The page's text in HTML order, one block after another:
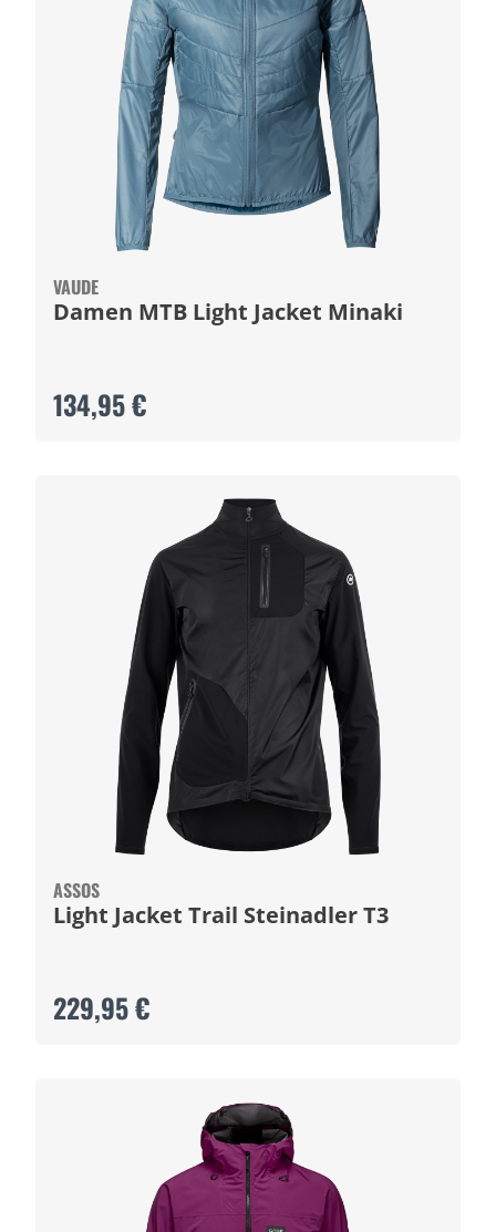
VAUDE
Damen MTB Light Jacket Minaki
134,95 €
ASSOS
Light Jacket Trail Steinadler T3
229,95 €